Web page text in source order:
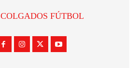
COLGADOS FÚTBOL